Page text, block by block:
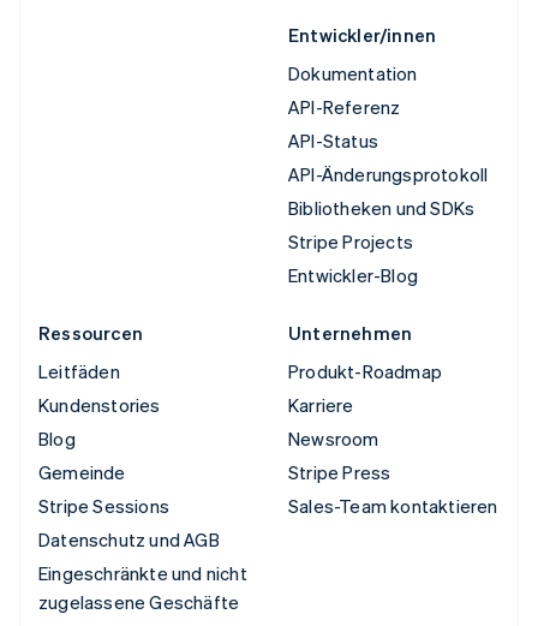
Entwickler/innen
Dokumentation
API-Referenz
API-Status
API-Änderungsprotokoll
Bibliotheken und SDKs
Stripe Projects
Entwickler-Blog
Ressourcen
Leitfäden
Kundenstories
Blog
Gemeinde
Stripe Sessions
Datenschutz und AGB
Eingeschränkte und nicht
zugelassene Geschäfte
Unternehmen
Produkt-Roadmap
Karriere
Newsroom
Stripe Press
Sales-Team kontaktieren